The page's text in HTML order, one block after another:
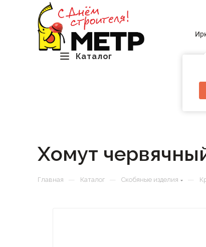
Каталог
Хомут
Главная — Каталог — Скобяные изделия —